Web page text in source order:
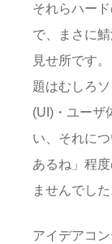
それらハー
で、まさに
見せ所です
題はむしろ
(UI)・ユーザ
い、それに
あるね」程
ませんでした
アイデアコ